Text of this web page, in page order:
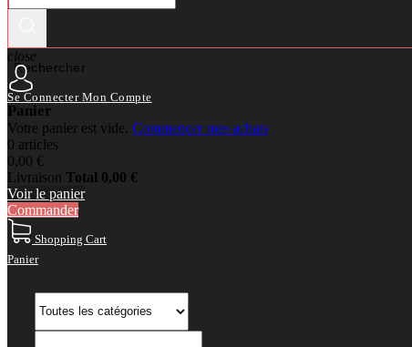
Rechercher
close
Se Connecter Mon Compte
Panier
Votre panier est vide. Commencer mes achats
0 articles
0,00 €
Livraison Total 0,00 €
Voir le panier
Commander
Shopping Cart
Panier